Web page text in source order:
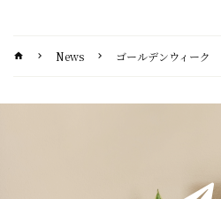
home chevron_right News chevron_right ゴールデンウィーク